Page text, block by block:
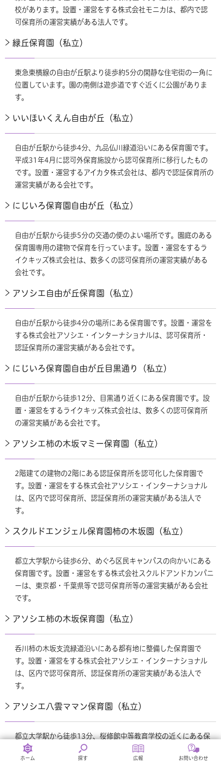
ホーム 探す 広報 お問い合わせ
校があります。設置・運営をする株式会社モニカは、都内で認
可保育所の運営実績がある法人です。
緑丘保育園（私立）
東急東横線の自由が丘駅より徒歩約5分の閑静な住宅街の一角に
位置しています。園の南側は遊歩道ですぐ近くに公園がありま
す。
いいほいくえん自由が丘（私立）
自由が丘駅から徒歩4分、九品仏川緑道沿いにある保育園です。
平成31年4月に認可外保育施設から認可保育所に移行したもの
です。設置・運営するアイカタ株式会社は、都内で認証保育所の
運営実績がある会社です。
にじいろ保育園自由が丘（私立）
自由が丘駅から徒歩5分の交通の便のよい場所です。園庭のある
保育園専用の建物で保育を行っています。設置・運営をするラ
イクキッズ株式会社は、数多くの認可保育所の運営実績がある
会社です。
アソシエ自由が丘保育園（私立）
自由が丘駅から徒歩4分の場所にある保育園です。設置・運営を
する株式会社アソシエ・インターナショナルは、認可保育所・
認証保育所の運営実績がある会社です。
にじいろ保育園自由が丘目黒通り（私立）
自由が丘駅から徒歩12分、目黒通り近くにある保育園です。設
置・運営をするライクキッズ株式会社は、数多くの認可保育所
の運営実績がある会社です。
アソシエ柿の木坂マミー保育園（私立）
2階建ての建物の2階にある認証保育所を認可化した保育園で
す。設置・運営をする株式会社アソシエ・インターナショナル
は、区内で認可保育所、認証保育所の運営実績がある法人で
す。
スクルドエンジェル保育園柿の木坂園（私立）
都立大学駅から徒歩6分、めぐろ区民キャンパスの向かいにある
保育園です。設置・運営をする株式会社スクルドアンドカンパニ
ーは、東京都・千葉県等で認可保育所等の運営実績がある会社
です。
アソシエ柿の木坂保育園（私立）
呑川柿の木坂支流緑道沿いにある都有地に整備した保育園で
す。設置・運営をする株式会社アソシエ・インターナショナル
は、区内で認可保育所、認証保育所の運営実績がある法人で
す。
アソシエ八雲ママン保育園（私立）
都立大学駅から徒歩13分、桜修館中等教育学校の近くにある保
育園です。令和2年4月に認証保育所から認可保育所に移行する
ものです。設置・運営する株式会社アソシエ・インターナショ